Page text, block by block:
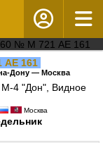
АЕ 161
Дону — Москва
М-4 "Дон", Видное
Москва